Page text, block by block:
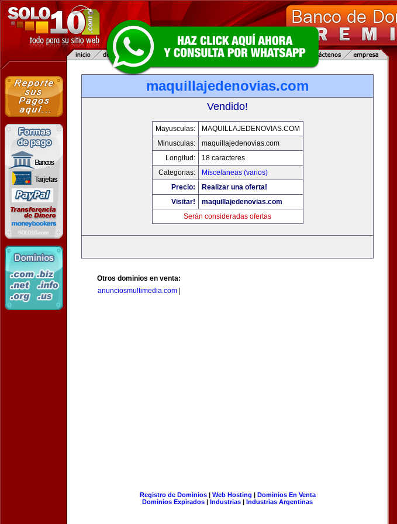
maquillajedenovias.com
Vendido!
Mayusculas:
MAQUILLAJEDENOVIAS.COM
Minusculas:
maquillajedenovias.com
Longitud:
18 caracteres
Categorias:
Miscelaneas (varios)
Precio:
Realizar una oferta!
Visitar!
maquillajedenovias.com
Serán consideradas ofertas
Otros dominios en venta:
anunciosmultimedia.com|
Registro de Dominios| Web Hosting | Dominios En Venta
Dominios Expirados | Industrias | Industrias Argentinas